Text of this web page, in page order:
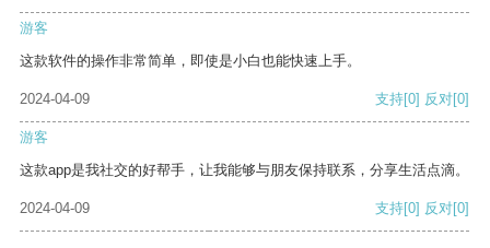
游客
这款软件的操作非常简单，即使是小白也能快速上手。
2024-04-09 支持[0] 反对[0]
游客
这款app是我社交的好帮手，让我能够与朋友保持联系，分享生活点滴。
2024-04-09 支持[0] 反对[0]